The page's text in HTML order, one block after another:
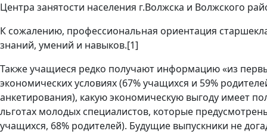
Центра занятости населения г.Волжска и Волжского
К сожалению, профессиональная ориентация
знаний, умений и навыков.[1]
Также учащиеся редко получают информацию «из
экономических условиях (67% учащихся и 59%
анкетирования), какую экономическую выгоду имеет
льготах молодых специалистов, которые
учащихся, 68% родителей). Будущие выпускники не